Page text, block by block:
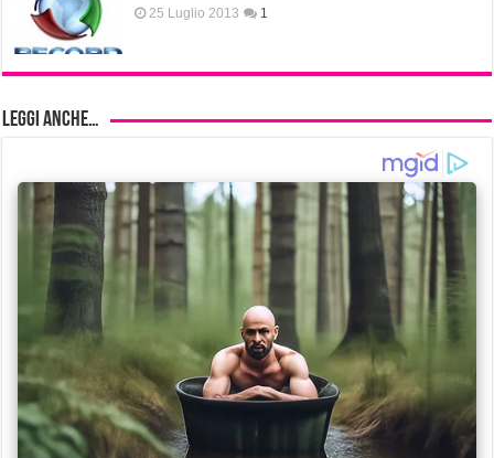
25 Luglio 2013 1
Leggi anche…